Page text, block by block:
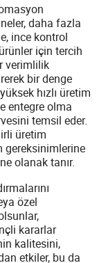
daha fazla
ince kontrol
için tercih
verimlilik
bir denge
hızlı üretim
entegre olma
temsil eder.
üretim
gereksinimlerine
olanak tanır.
özel
kararlar
kalitesini,
etkiler, bu da